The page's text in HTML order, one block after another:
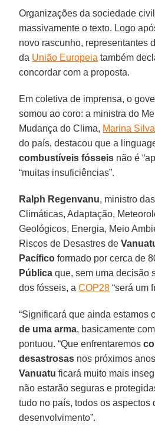
Organizações da sociedade
massivamente o texto. Logo
novo rascunho, representantes
da União Europeia também
concordar com a proposta.
Em coletiva de imprensa, o
somou ao coro: a ministra do
Mudança do Clima, Marina Silva
do país, destacou que a
combustíveis fósseis não é
“muitas insuficiências”.
Ralph Regenvanu, ministro
Climáticas, Adaptação,
Geológicos, Energia, Meio
Riscos de Desastres de
Pacífico formado por cerca de
Pública que, sem uma decisão
dos fósseis, aCOP28 “será um
“Significará que ainda estamos
de uma arma, basicamente
pontuou. “Que enfrentaremos
desastrosas nos próximos
Vanuatu ficará muito mais
não estarão seguras e
tudo no país, todos os aspectos
desenvolvimento”.